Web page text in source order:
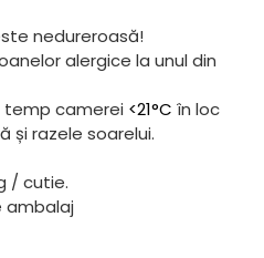
nedureroasă!
alergice la unul din
temp camerei <21°C în loc
și razele soarelui.
/ cutie.
ambalaj